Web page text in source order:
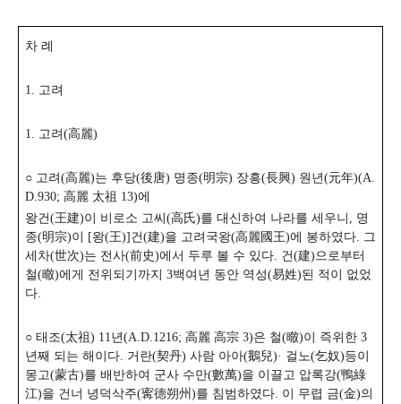
차 례
1. 고려
1. 고려(高麗)
○ 고려(高麗)는 후당(後唐) 명종(明宗) 장흥(長興) 원년(元年)(A.
D.930; 高麗 太祖 13)에
왕건(王建)이 비로소 고씨(高氏)를 대신하여 나라를 세우니, 명
종(明宗)이 [왕(王)]건(建)을 고려국왕(高麗國王)에 봉하였다. 그
세차(世次)는 전사(前史)에서 두루 볼 수 있다. 건(建)으로부터
철(㬚)에게 전위되기까지 3백여년 동안 역성(易姓)된 적이 없었
다.
○ 태조(太祖) 11년(A.D.1216; 高麗 高宗 3)은 철(㬚)이 즉위한 3
년째 되는 해이다. 거란(契丹) 사람 아아(鵝兒)· 걸노(乞奴)등이
몽고(蒙古)를 배반하여 군사 수만(數萬)을 이끌고 압록강(鴨綠
江)을 건너 녕덕삭주(寗德朔州)를 침범하였다. 이 무렵 금(金)의